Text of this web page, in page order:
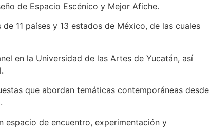
de Espacio Escénico y Mejor Afiche.
11 países y 13 estados de México, de las cuales
en la Universidad de las Artes de Yucatán, así
que abordan temáticas contemporáneas desde
espacio de encuentro, experimentación y